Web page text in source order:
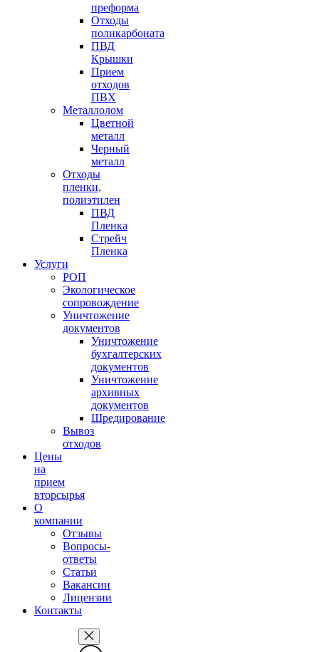
преформа
Отходы
поликарбоната
ПВД
Крышки
Прием
отходов
ПВХ
Металлолом
Цветной
металл
Черный
металл
Отходы
пленки,
полиэтилен
ПВД
Пленка
Стрейч
Пленка
Услуги
РОП
Экологическое
сопровождение
Уничтожение
документов
Уничтожение
бухгалтерских
документов
Уничтожение
архивных
документов
Шредирование
Вывоз
отходов
Цены
на
прием
вторсырья
О
компании
Отзывы
Вопросы-
ответы
Статьи
Вакансии
Лицензии
Контакты